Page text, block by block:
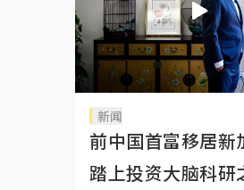
新闻
前中国首富移居
踏上投资大脑科研